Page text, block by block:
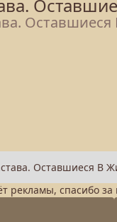
рекламы, спасибо